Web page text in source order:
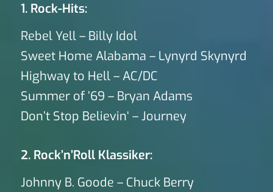
1. Rock-Hits:
Rebel Yell – Billy Idol
Sweet Home Alabama – Lynyrd Skynyrd
Highway to Hell – AC/DC
Summer of ’69 – Bryan Adams
Don’t Stop Believin‘ – Journey
2. Rock’n’Roll Klassiker:
Johnny B. Goode – Chuck Berry